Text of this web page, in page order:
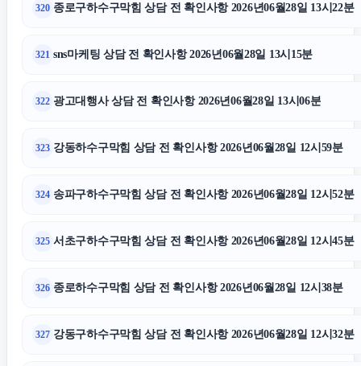
320 종로구하수구막힘 상담 전 확인사항 2026년06월28일 13시22분
321 sns마케팅 상담 전 확인사항 2026년06월28일 13시15분
322 광고대행사 상담 전 확인사항 2026년06월28일 13시06분
323 강동하수구막힘 상담 전 확인사항 2026년06월28일 12시59분
324 송파구하수구막힘 상담 전 확인사항 2026년06월28일 12시52분
325 서초구하수구막힘 상담 전 확인사항 2026년06월28일 12시45분
326 종로하수구막힘 상담 전 확인사항 2026년06월28일 12시38분
327 강동구하수구막힘 상담 전 확인사항 2026년06월28일 12시32분